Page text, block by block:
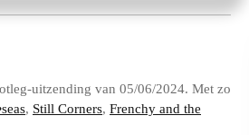
uitzending van 05/06/2024. Met zo
, Still Corners, Frenchy and the